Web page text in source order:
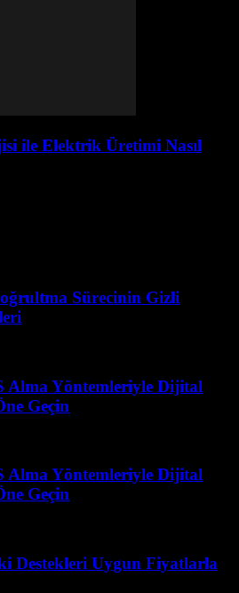
ile Elektrik Üretimi Nasıl
Sürecinin Gizli
Alma Yöntemleriyle Dijital
Geçin
Alma Yöntemleriyle Dijital
Geçin
Destekleri Uygun Fiyatlarla